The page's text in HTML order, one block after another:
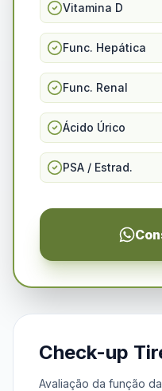
Vitamina D
Func. Hepática
Func. Renal
Ácido Úrico
PSA / Estrad.
Check-up
Avaliação da função